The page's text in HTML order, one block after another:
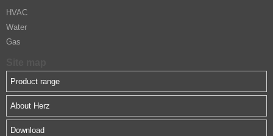
HVAC
Water
Gas
Product range
About Herz
Download